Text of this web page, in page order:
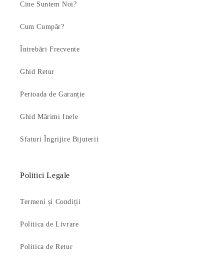
Cine Suntem Noi?
Cum Cumpăr?
Întrebări Frecvente
Ghid Retur
Perioada de Garanție
Ghid Mărimi Inele
Sfaturi Îngrijire Bijuterii
Politici Legale
Termeni și Condiții
Politica de Livrare
Politica de Retur